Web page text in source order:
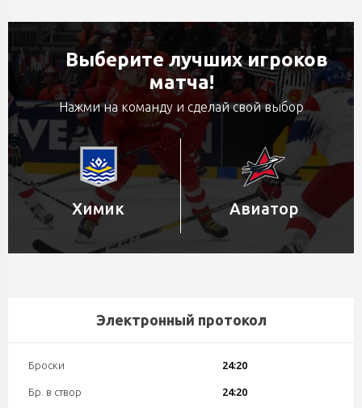
Выберите лучших игроков
матча!
Нажми на команду и сделай свой выбор
Химик Авиатор
Электронный протокол
Броски 24:20
Бр. в створ 24:20